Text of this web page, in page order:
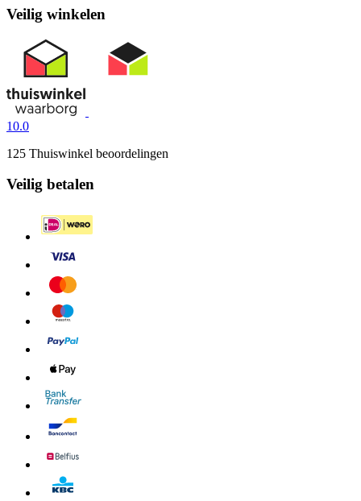
Veilig winkelen
10.0
125 Thuiswinkel beoordelingen
Veilig betalen